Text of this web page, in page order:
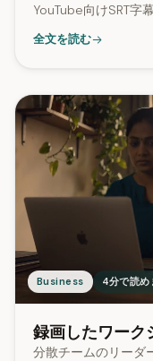
YouTube向けSRT字
されたジョブの96%
全文を読む
Business 4分で読め
録画したワーク
分散チームのリーダ